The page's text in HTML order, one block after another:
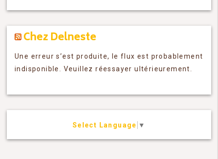
Chez Delneste
Une erreur s’est produite, le flux est probablement
indisponible. Veuillez réessayer ultérieurement.
Select Language ▼